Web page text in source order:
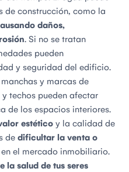
de construcción, como la
daños,
. Si no se tratan
pueden
y seguridad del edificio.
y marcas de
techos pueden afectar
de los espacios interiores.
estético y la calidad de
de dificultar la venta o
el mercado inmobiliario.
la salud de tus seres